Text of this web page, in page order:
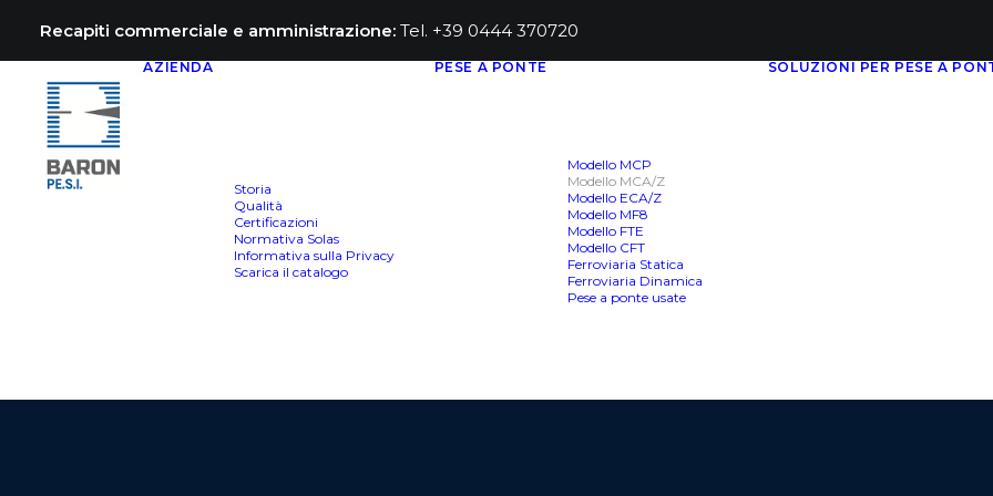
Recapiti commerciale e amministrazione: Tel. +39 0444 370720
AZIENDA
Storia
Qualità
Certificazioni
Normativa Solas
Informativa sulla Privacy
Scarica il catalogo
PESE A PONTE
Modello MCP
Modello MCA/Z
Modello ECA/Z
Modello MF8
Modello FTE
Modello CFT
Ferroviaria Statica
Ferroviaria Dinamica
Pese a ponte usate
SOLUZIONI PER PESE A